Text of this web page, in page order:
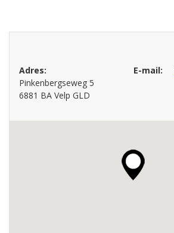
Adres:
Pinkenbergseweg 5
6881 BA Velp GLD
E-mail: